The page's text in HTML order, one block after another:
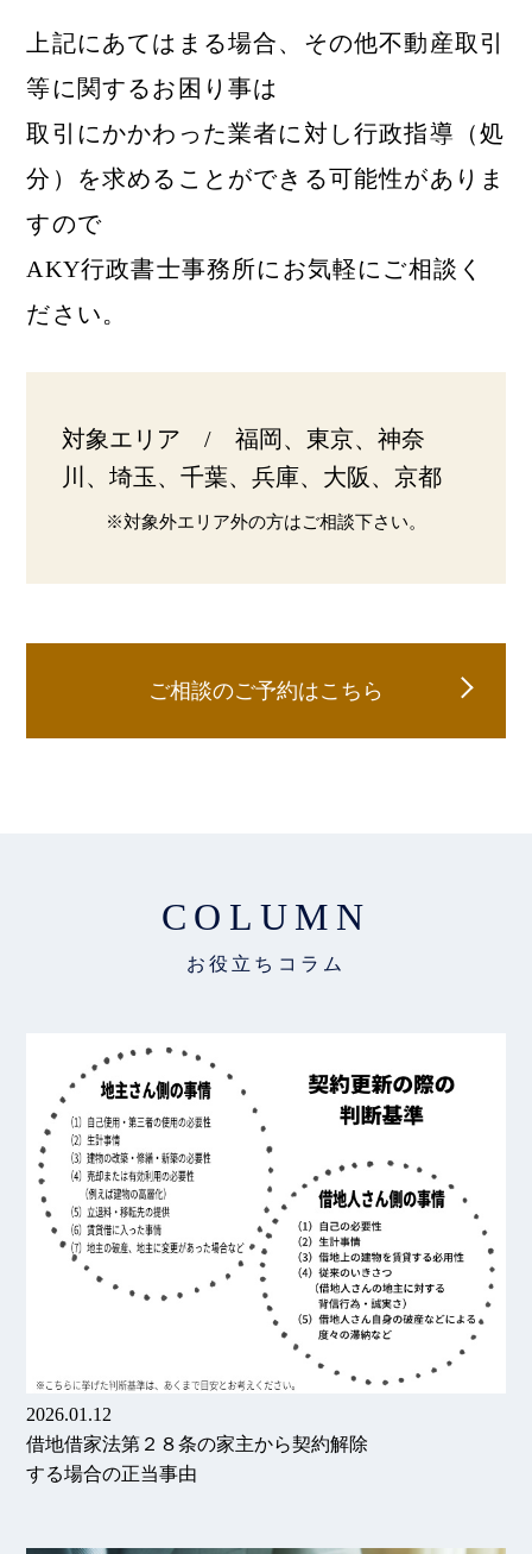
上記にあてはまる場合、その他不動産取引
等に関するお困り事は
取引にかかわった業者に対し行政指導（処
分）を求めることができる可能性がありま
すので
AKY行政書士事務所にお気軽にご相談く
ださい。
対象エリア / 福岡、東京、神奈
川、埼玉、千葉、兵庫、大阪、京都
※対象外エリア外の方はご相談下さい。
ご相談のご予約はこちら
COLUMN
2026.01.12
借地借家法第２８条の家主から契約解除
する場合の正当事由